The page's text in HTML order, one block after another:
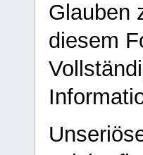
Glauben
diesem